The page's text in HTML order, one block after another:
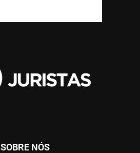
SOBRE NÓS